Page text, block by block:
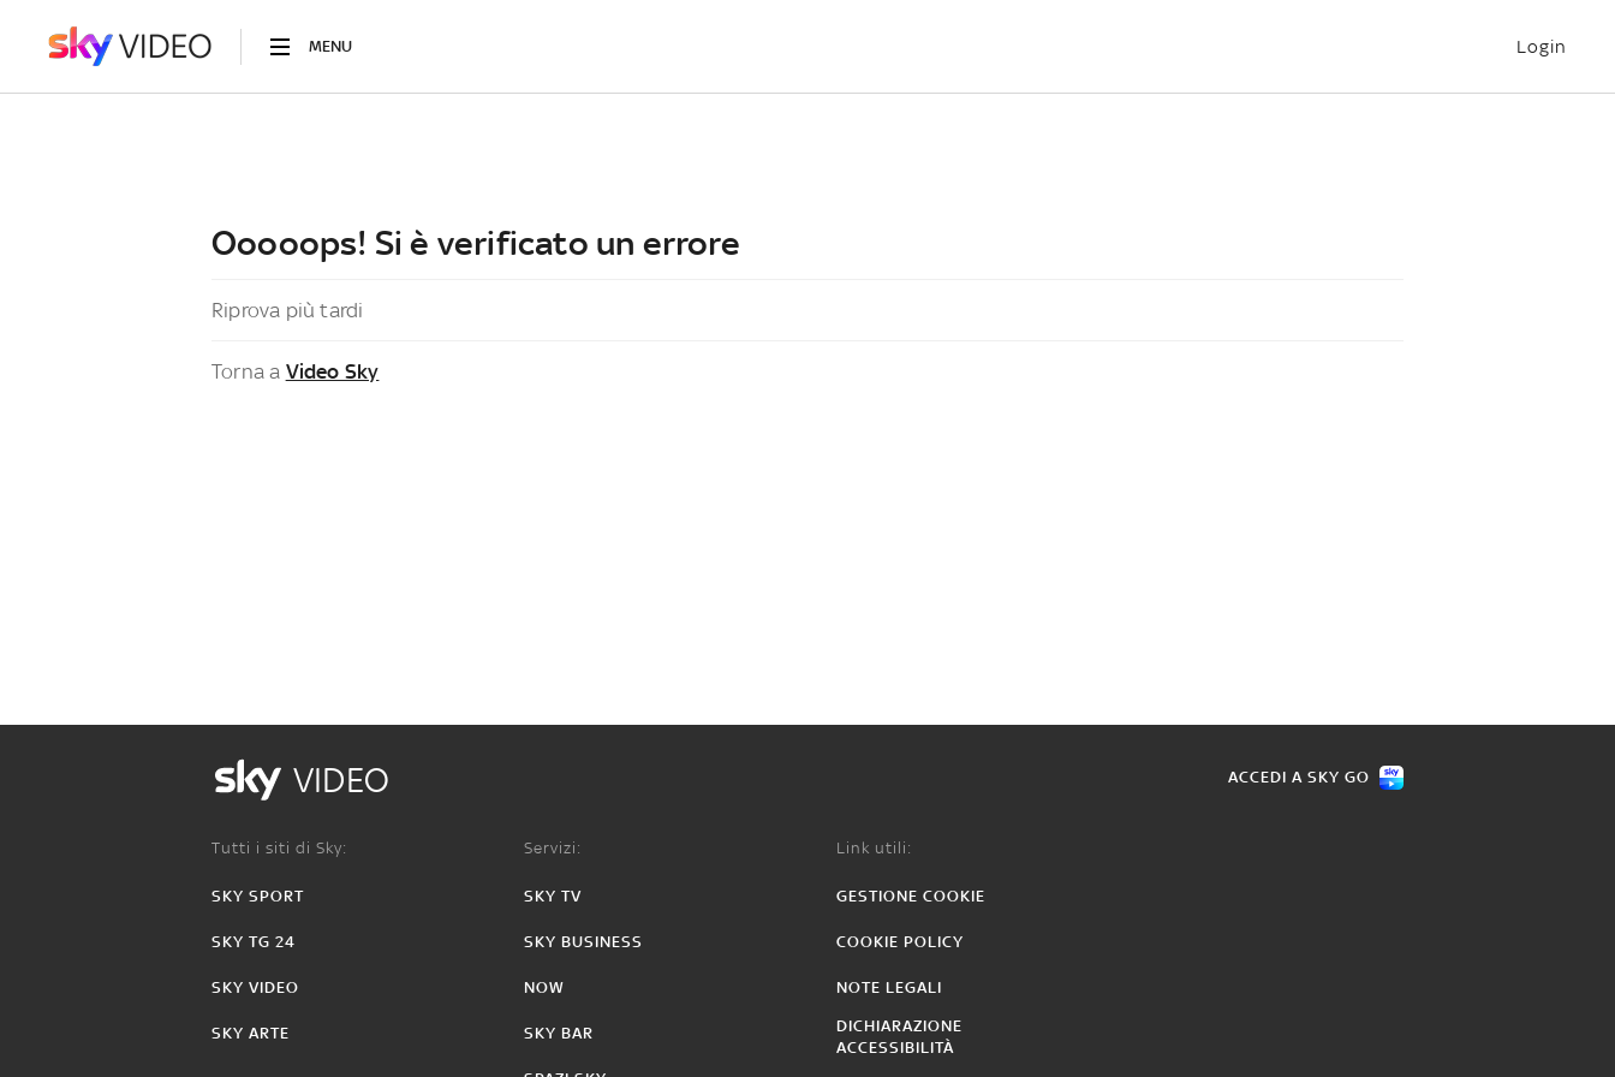
MENU Login
Ooooops! Si è verificato un errore
Riprova più tardi
Torna a Video Sky
VIDEO ACCEDI A SKY GO
Tutti i siti di Sky:
SKY SPORT
SKY TG 24
SKY VIDEO
SKY ARTE
Servizi:
SKY TV
SKY BUSINESS
NOW
SKY BAR
Link utili:
GESTIONE COOKIE
COOKIE POLICY
NOTE LEGALI
DICHIARAZIONE
ACCESSIBILITÀ